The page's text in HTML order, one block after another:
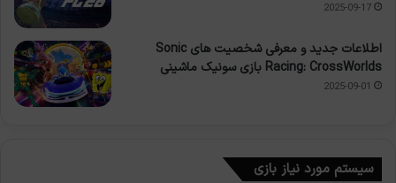
2025-09-17
اطلاعات جدید و معرفی شخصیت های Sonic
Racing: CrossWorlds بازی سونیک ماشینی
2025-09-01
سیستم مورد نیاز بازی